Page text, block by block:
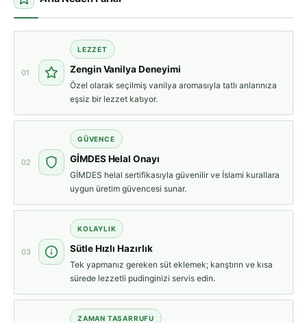
01
LEZZET
Zengin Vanilya Deneyimi
Özel olarak seçilmiş vanilya aromasıyla tatlı anlarınıza
eşsiz bir lezzet katıyor.
02
GÜVENCE
GİMDES Helal Onayı
GİMDES helal sertifikasıyla güvenilir ve İslami kurallara
uygun üretim güvencesi sunar.
03
KOLAYLIK
Sütle Hızlı Hazırlık
Tek yapmanız gereken süt eklemek; karıştırın ve kısa
sürede lezzetli pudinginizi servis edin.
ZAMAN TASARRUFU